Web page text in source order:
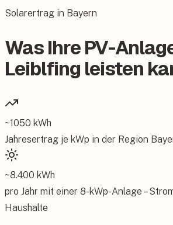
Solarertrag in Bayern
Was Ihre PV-
Leiblfing leisten
~1050 kWh
Jahresertrag je kWp in der Region
~8.400 kWh
pro Jahr mit einer 8-kWp-Anlage –
Haushalte